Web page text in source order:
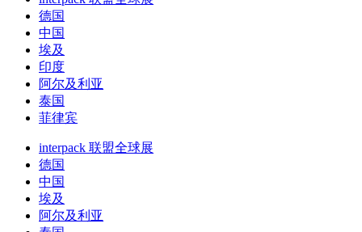
德国
中国
埃及
印度
阿尔及利亚
泰国
菲律宾
interpack 联盟全球展
德国
中国
埃及
阿尔及利亚